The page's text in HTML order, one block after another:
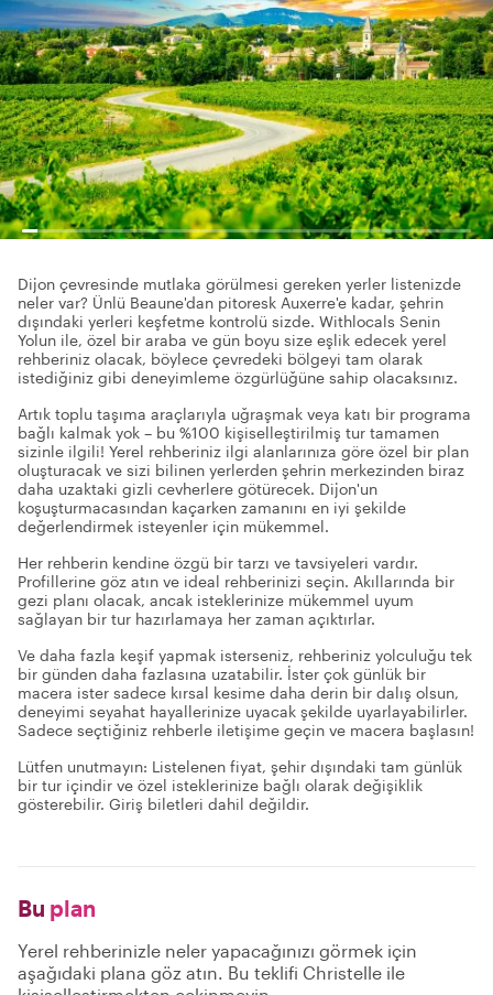
Dijon çevresinde mutlaka görülmesi gereken yerler listenizde
neler var? Ünlü Beaune'dan pitoresk Auxerre'e kadar, şehrin
dışındaki yerleri keşfetme kontrolü sizde. Withlocals Senin
Yolun ile, özel bir araba ve gün boyu size eşlik edecek yerel
rehberiniz olacak, böylece çevredeki bölgeyi tam olarak
istediğiniz gibi deneyimleme özgürlüğüne sahip olacaksınız.
Artık toplu taşıma araçlarıyla uğraşmak veya katı bir programa
bağlı kalmak yok – bu %100 kişiselleştirilmiş tur tamamen
sizinle ilgili! Yerel rehberiniz ilgi alanlarınıza göre özel bir plan
oluşturacak ve sizi bilinen yerlerden şehrin merkezinden biraz
daha uzaktaki gizli cevherlere götürecek. Dijon'un
koşuşturmacasından kaçarken zamanını en iyi şekilde
değerlendirmek isteyenler için mükemmel.
Her rehberin kendine özgü bir tarzı ve tavsiyeleri vardır.
Profillerine göz atın ve ideal rehberinizi seçin. Akıllarında bir
gezi planı olacak, ancak isteklerinize mükemmel uyum
sağlayan bir tur hazırlamaya her zaman açıktırlar.
Ve daha fazla keşif yapmak isterseniz, rehberiniz yolculuğu tek
bir günden daha fazlasına uzatabilir. İster çok günlük bir
macera ister sadece kırsal kesime daha derin bir dalış olsun,
deneyimi seyahat hayallerinize uyacak şekilde uyarlayabilirler.
Sadece seçtiğiniz rehberle iletişime geçin ve macera başlasın!
Lütfen unutmayın: Listelenen fiyat, şehir dışındaki tam günlük
bir tur içindir ve özel isteklerinize bağlı olarak değişiklik
gösterebilir. Giriş biletleri dahil değildir.
Bu plan
Yerel rehberinizle neler yapacağınızı görmek için
aşağıdaki plana göz atın. Bu teklifi Christelle ile